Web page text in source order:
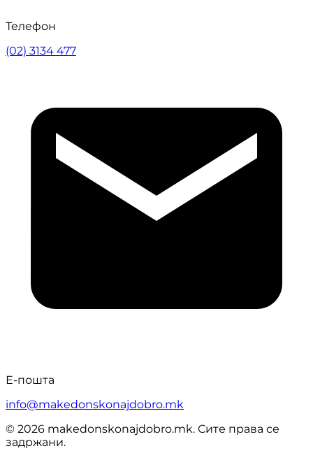
Телефон
(02) 3134 477
Е-пошта
info@makedonskonajdobro.mk
© 2026 makedonskonajdobro.mk. Сите права се
задржани.